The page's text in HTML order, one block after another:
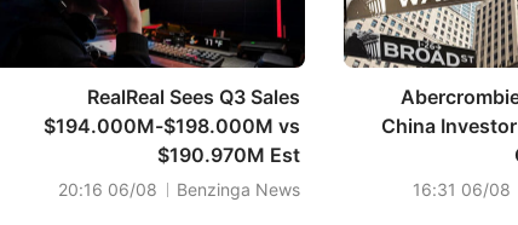
China
06/08 16:31
RealReal Sees Q3 Sales
$194.000M-$198.000M vs
$190.970M Est
Benzinga News
06/08 20:16